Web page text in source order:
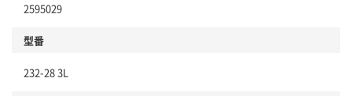
2595029
型番
232-28 3L